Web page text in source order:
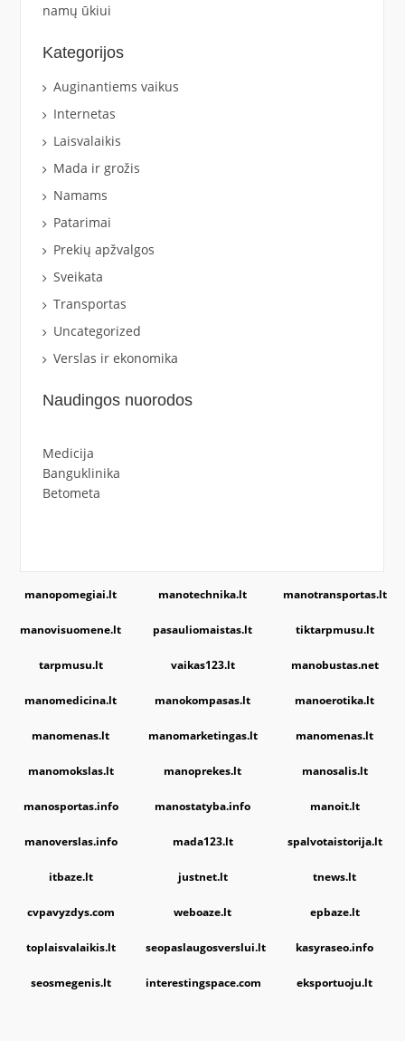
namų ūkiui
Kategorijos
Auginantiems vaikus
Internetas
Laisvalaikis
Mada ir grožis
Namams
Patarimai
Prekių apžvalgos
Sveikata
Transportas
Uncategorized
Verslas ir ekonomika
Naudingos nuorodos
Medicija
Banguklinika
Betometa
manopomegiai.lt manotechnika.lt manotransportas.lt
manovisuomene.lt pasauliomaistas.lt tiktarpmusu.lt
tarpmusu.lt vaikas123.lt manobustas.net
manomedicina.lt manokompasas.lt manoerotika.lt
manomenas.lt manomarketingas.lt manomenas.lt
manomokslas.lt manoprekes.lt manosalis.lt
manosportas.info manostatyba.info manoit.lt
manoverslas.info mada123.lt spalvotaistorija.lt
itbaze.lt justnet.lt tnews.lt
cvpavyzdys.com weboaze.lt epbaze.lt
toplaisvalaikis.lt seopaslaugosverslui.lt kasyraseo.info
seosmegenis.lt interestingspace.com eksportuoju.lt